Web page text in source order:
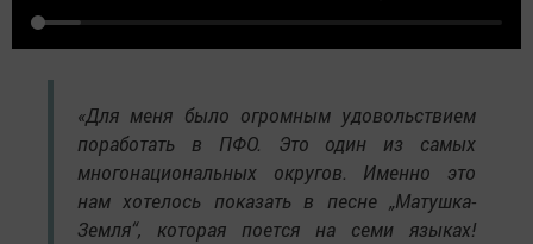
«Для меня было огромным удовольствием
поработать в ПФО. Это один из самых
многонациональных округов. Именно это
нам хотелось показать в песне „Матушка-
Земля“, которая поется на семи языках!